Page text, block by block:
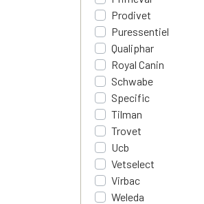
Prodivet
Puressentiel
Qualiphar
Royal Canin
Schwabe
Specific
Tilman
Trovet
Ucb
Vetselect
Virbac
Weleda